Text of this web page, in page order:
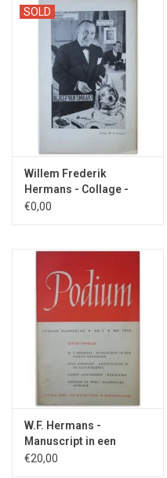
SOLD
Willem Frederik
Hermans - Collage -
1964
€0,00
W.F. Hermans -
Manuscript in een
kliniek gevonden - 1950
€20,00